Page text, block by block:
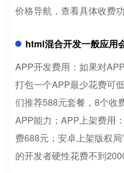
价格导航，查看具体收费
html混合开发一般应用
APP开发费用：如果对
打包一个APP最少花费可
们推荐588元套餐，8个收
APP能力；APP上架费用
费688元；安卓上架版权
的开发者硬性花费不到